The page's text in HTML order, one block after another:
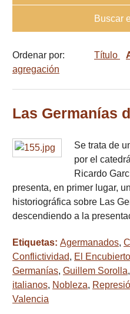
Buscar
Ordenar por: Título
agregación
Las Germanías
Se trata de
por el
Ricardo
presenta, en primer lugar,
historiográfica sobre Las
descendiendo a la
Etiquetas: Agermanados,
Conflictividad, El
Germanías, Guillem Sorolla,
italianos, Nobleza,
Valencia